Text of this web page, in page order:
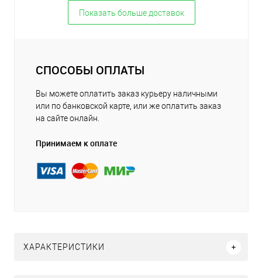
Показать больше доставок
СПОСОБЫ ОПЛАТЫ
Вы можете оплатить заказ курьеру наличными
или по банковской карте, или же оплатить заказ
на сайте онлайн.
Принимаем к оплате
ХАРАКТЕРИСТИКИ